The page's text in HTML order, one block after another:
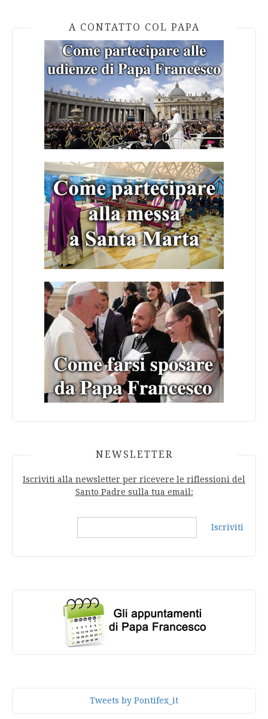
A CONTATTO COL PAPA
NEWSLETTER
Iscriviti alla newsletter per ricevere le riflessioni del
Santo Padre sulla tua email:
Iscriviti
Tweets by Pontifex_it